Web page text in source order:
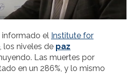
informado el Institute for
, los niveles de paz
Las muertes por
en un 286%, y lo mismo